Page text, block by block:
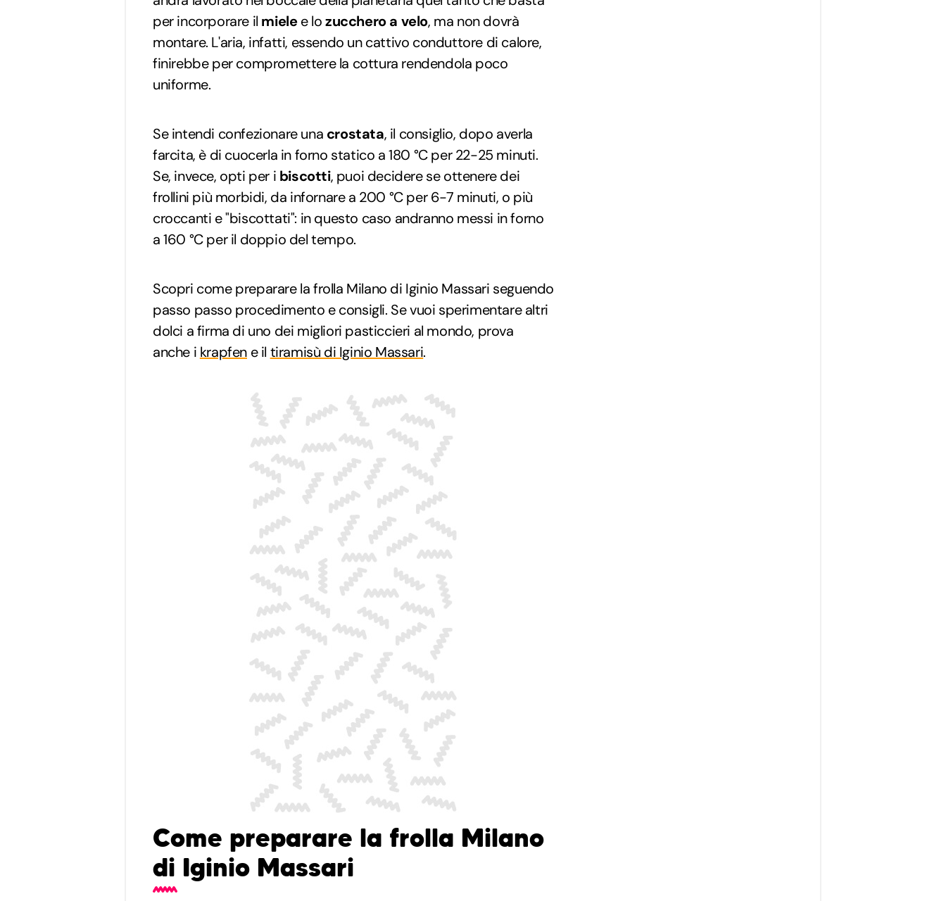
per incorporare il mielee lozucchero a velo, ma non dovrà
montare. L'aria, infatti, essendo un cattivo conduttore di calore,
finirebbe per compromettere la cottura rendendola poco
uniforme.
Se intendi confezionare una crostata, il consiglio, dopo averla
farcita, è di cuocerla in forno statico a 180 °C per 22-25 minuti.
Se, invece, opti per i biscotti, puoi decidere se ottenere dei
frollini più morbidi, da infornare a 200 °C per 6-7 minuti, o più
croccanti e "biscottati": in questo caso andranno messi in forno
a 160 °C per il doppio del tempo.
Scopri come preparare la frolla Milano di Iginio Massari seguendo
passo passo procedimento e consigli. Se vuoi sperimentare altri
dolci a firma di uno dei migliori pasticcieri al mondo, prova
anche i krapfen e il tiramisù di Iginio Massari.
Come preparare la frolla Milano
di Iginio Massari